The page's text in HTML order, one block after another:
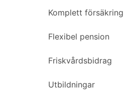
Komplett försäkring
Flexibel pension
Friskvårdsbidrag
Utbildningar